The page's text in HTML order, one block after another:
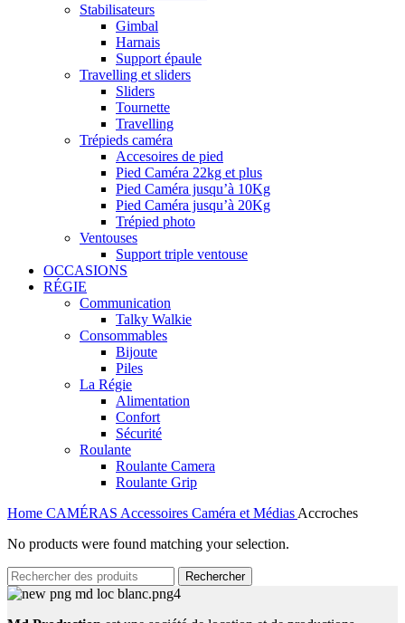
Stabilisateurs
Gimbal
Harnais
Support épaule
Travelling et sliders
Sliders
Tournette
Travelling
Trépieds caméra
Accesoires de pied
Pied Caméra 22kg et plus
Pied Caméra jusqu’à 10Kg
Pied Caméra jusqu’à 20Kg
Trépied photo
Ventouses
Support triple ventouse
OCCASIONS
RÉGIE
Communication
Talky Walkie
Consommables
Bijoute
Piles
La Régie
Alimentation
Confort
Sécurité
Roulante
Roulante Camera
Roulante Grip
Home CAMÉRAS Accessoires Caméra et Médias Accroches
No products were found matching your selection.
Rechercher